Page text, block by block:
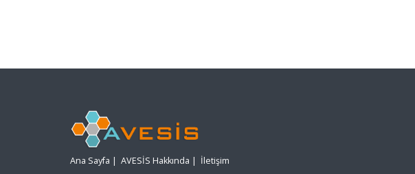
Ana Sayfa | AVESİS Hakkında | İletişim